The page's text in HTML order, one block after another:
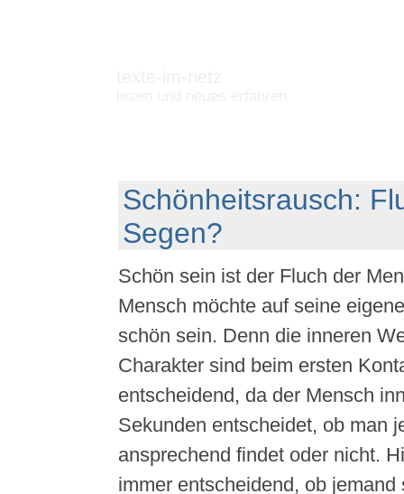
Schönheitsrausch:
Segen?
Schön sein ist der Fluch der
Mensch möchte auf seine
schön sein. Denn die inneren
Charakter sind beim ersten
entscheidend, da der Mensch
Sekunden entscheidet, ob man
ansprechend findet oder nicht.
immer entscheidend, ob